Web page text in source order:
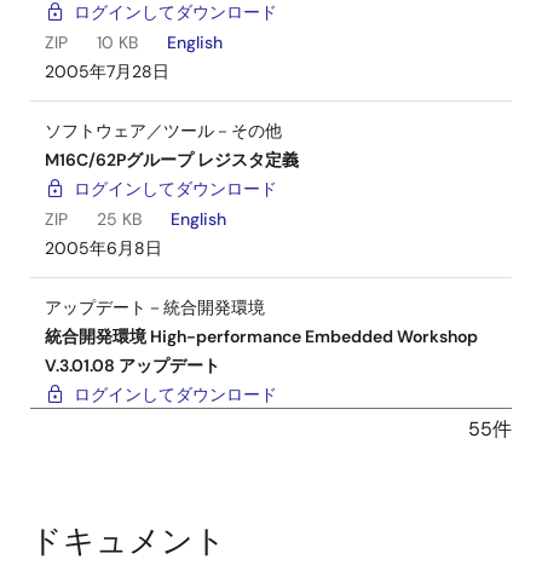
ログインしてダウンロード
ZIP
10 KB
English
2005年7月28日
ソフトウェア／ツール－その他
M16C/62Pグループ レジスタ定義
ログインしてダウンロード
ZIP
25 KB
English
2005年6月8日
アップデート－統合開発環境
統合開発環境 High-performance Embedded Workshop
V.3.01.08 アップデート
ログインしてダウンロード
High-performance Embedded Workshop ツールチェーン
55件
ドキュメント